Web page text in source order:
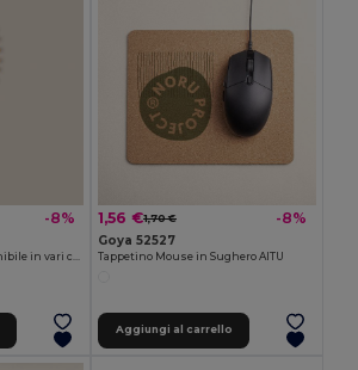
-8% 1,56 €1,70 € -8%
Goya 52527
Tappetino Mouse in Sughero AITU
Aggiungi al carrello